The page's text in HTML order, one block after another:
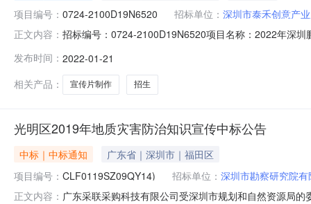
项目编号： 0724-2100D19N6520 招标单位： 深圳市泰禾创意产
正文内容： 招标编号：0724-2100D19N6520项目名称：2022年深
采购项目（项目编号：0724-2100D19N6520）进行公
发布时间： 2022-01-21
相关产品：
宣传片制作 招生
光明区2019年地质灾害防治知识宣传中标公告
中标｜中标通知
广东省｜深圳市｜福田区
项目编号： CLF0119SZ09QY14) 招标单位： 深圳市勘察研究院
正文内容： 广东采联采购科技有限公司受深圳市规划和自然资源局